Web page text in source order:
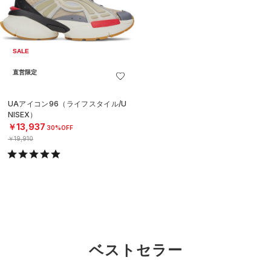
SALE
直営限定
UAアイコン96（ライフスタイル/U
NISEX）
￥13,937 30%OFF
￥19,910
ベストセラー